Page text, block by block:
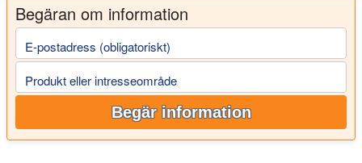
Begäran om information
E-postadress (obligatoriskt)
Produkt eller intresseområde
Begär information